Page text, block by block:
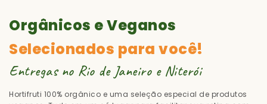
Orgânicos e Veganos
Selecionados para você!
Entregas no Rio de Janeiro e Niterói
Hortifruti 100% orgânico e uma seleção especial de produtos